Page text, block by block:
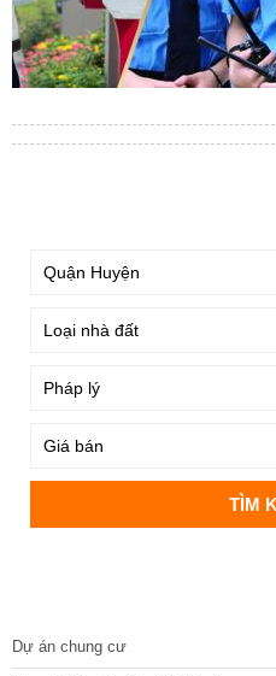
Dự án chung cư